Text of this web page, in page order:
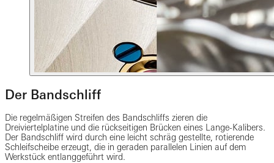
Der Bandschliff
Die regelmäßigen Streifen des Bandschliffs zieren die
Dreiviertelplatine und die rückseitigen Brücken eines Lange-Kalibers.
Der Bandschliff wird durch eine leicht schräg gestellte, rotierende
Schleifscheibe erzeugt, die in geraden parallelen Linien auf dem
Werkstück entlanggeführt wird.